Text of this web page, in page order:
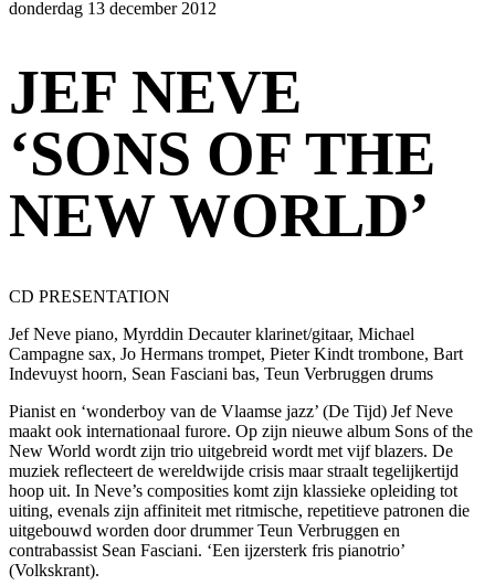
donderdag 13 december 2012
JEF NEVE
‘SONS OF THE
NEW WORLD’
CD PRESENTATION
Jef Neve piano, Myrddin Decauter klarinet/gitaar, Michael
Campagne sax, Jo Hermans trompet, Pieter Kindt trombone, Bart
Indevuyst hoorn, Sean Fasciani bas, Teun Verbruggen drums
Pianist en ‘wonderboy van de Vlaamse jazz’ (De Tijd) Jef Neve
maakt ook internationaal furore. Op zijn nieuwe album Sons of the
New World wordt zijn trio uitgebreid wordt met vijf blazers. De
muziek reflecteert de wereldwijde crisis maar straalt tegelijkertijd
hoop uit. In Neve’s composities komt zijn klassieke opleiding tot
uiting, evenals zijn affiniteit met ritmische, repetitieve patronen die
uitgebouwd worden door drummer Teun Verbruggen en
contrabassist Sean Fasciani. ‘Een ijzersterk fris pianotrio’
(Volkskrant).